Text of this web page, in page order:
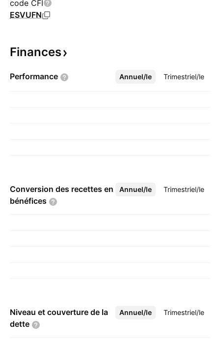
code CFI
ESVUFN
Finances
Performance Annuel/le Trimestriel/le
Plus
Conversion des recettes en
bénéfices
Annuel/le Trimestriel/le
Plus
Niveau et couverture de la
dette
Annuel/le Trimestriel/le
Plus